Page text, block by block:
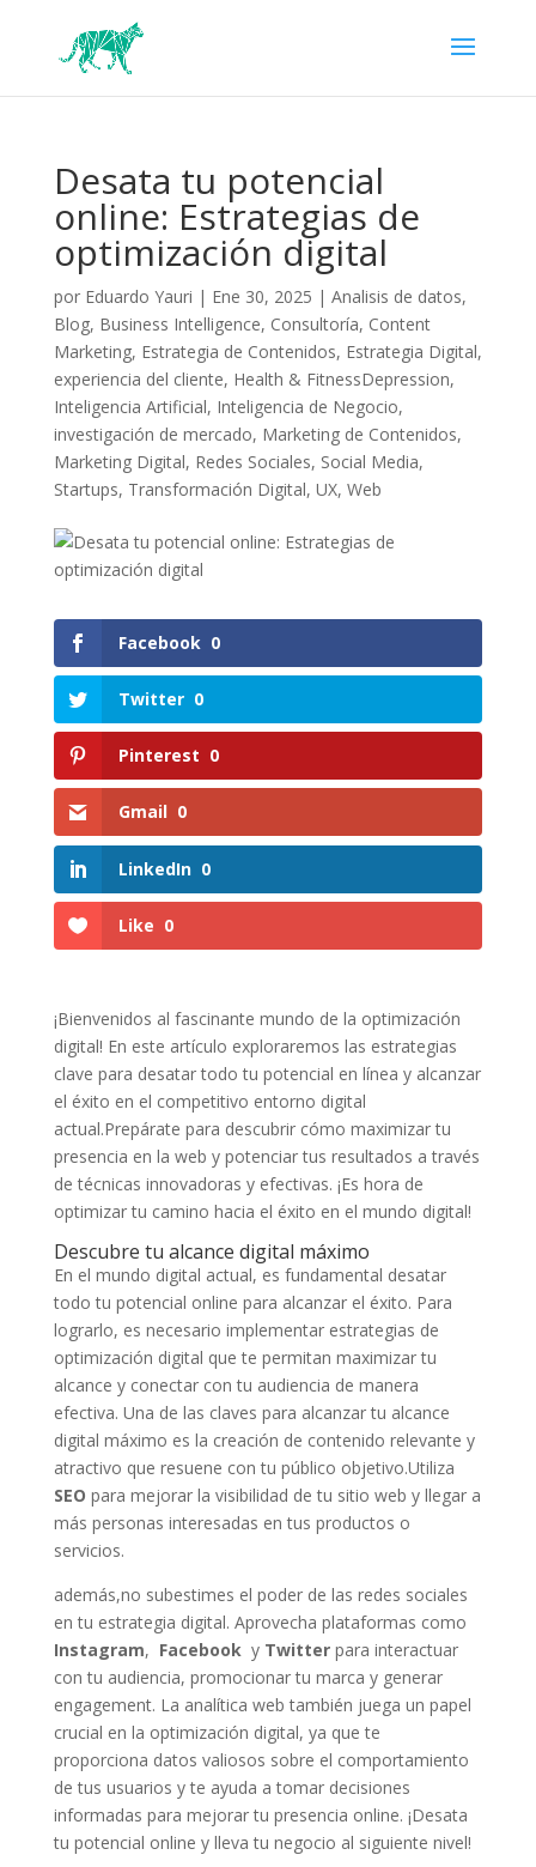
Desata tu potencial
online: Estrategias de
optimización digital
por Eduardo Yauri | Ene 30, 2025 | Analisis de datos,
Blog, Business Intelligence, Consultoría, Content
Marketing, Estrategia de Contenidos, Estrategia Digital,
experiencia del cliente, Health & FitnessDepression,
Inteligencia Artificial, Inteligencia de Negocio,
investigación de mercado, Marketing de Contenidos,
Marketing Digital, Redes Sociales, Social Media,
Startups, Transformación Digital, UX, Web
Facebook 0
Twitter 0
Pinterest 0
Gmail 0
LinkedIn 0
Like 0
¡Bienvenidos al fascinante mundo​ de ⁢la optimización
digital! En este artículo exploraremos las estrategias
clave para desatar todo tu potencial en línea y alcanzar
el éxito⁢ en el competitivo entorno ​digital
actual.Prepárate para descubrir cómo maximizar tu
presencia en la web y potenciar tus resultados a través
de ⁣técnicas innovadoras y efectivas. ¡Es hora de
optimizar tu camino hacia el éxito en el mundo digital!
Descubre‍ tu alcance digital máximo
En el mundo digital actual, es ⁢fundamental desatar
todo tu potencial online para alcanzar‌ el éxito. Para
lograrlo, es necesario implementar⁤ estrategias de
optimización digital que te permitan maximizar ​tu
alcance ⁤y conectar con tu audiencia de manera
efectiva. Una de las claves para alcanzar tu ⁣alcance
digital máximo es la ⁤creación de contenido relevante y
atractivo que resuene con tu‌ público objetivo.Utiliza
SEO para mejorar la visibilidad de tu sitio web y llegar a
más personas interesadas en tus productos⁤ o
servicios.
además,no subestimes el poder de las redes sociales
en tu estrategia ⁤digital. Aprovecha plataformas como
Instagram, ‌ Facebook ⁢ y Twitterpara interactuar
con ⁢tu‍ audiencia, promocionar ⁢tu marca y generar
engagement. La analítica web también juega un papel
‍crucial en la optimización digital, ya que te
proporciona datos valiosos⁣ sobre el comportamiento
de tus usuarios y te ayuda a tomar decisiones⁣
informadas para mejorar tu presencia online. ¡Desata
tu potencial online⁢ y lleva tu negocio al siguiente nivel!